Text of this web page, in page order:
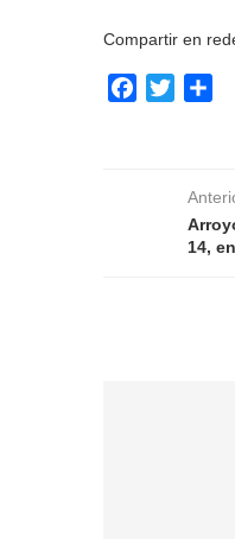
Compartir en
Facebook
Twitter
14,